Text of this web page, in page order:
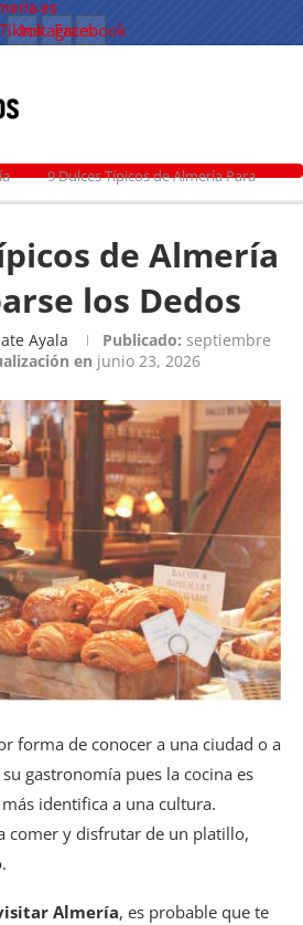
Tiktok
Instagram
Facebook
9 Dulces Típicos de Almería Para
de Almería
los Dedos
Ayala Publicado: septiembre
en junio 23, 2026
forma de conocer a una ciudad o a
gastronomía pues la cocina es
identifica a una cultura.
comer y disfrutar de un platillo,
Almería, es probable que te